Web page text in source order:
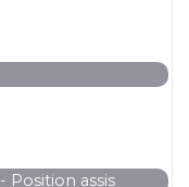
Position assis